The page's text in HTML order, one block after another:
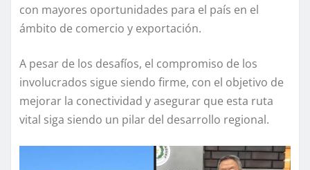
con mayores oportunidades para el país en el
ámbito de comercio y exportación.
A pesar de los desafíos, el compromiso de los
involucrados sigue siendo firme, con el objetivo de
mejorar la conectividad y asegurar que esta ruta
vital siga siendo un pilar del desarrollo regional.